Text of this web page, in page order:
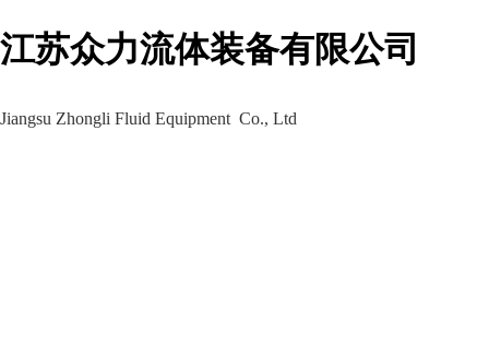
江苏众力流体装备有限公司
Jiangsu Zhongli Fluid Equipment Co., Ltd